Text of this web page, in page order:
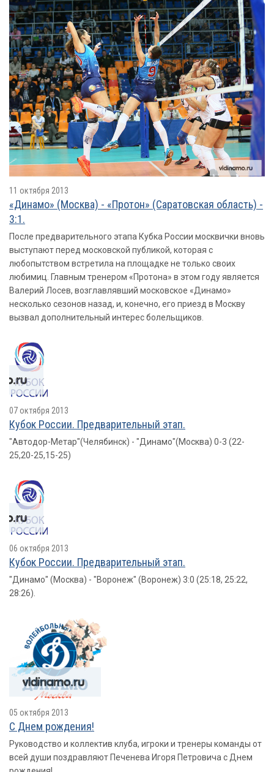
11 октября 2013
«Динамо» (Москва) - «Протон» (Саратовская область) -
3:1.
После предварительного этапа Кубка России москвички вновь
выступают перед московской публикой, которая с
любопытством встретила на площадке не только своих
любимиц. Главным тренером «Протона» в этом году является
Валерий Лосев, возглавлявший московское «Динамо»
несколько сезонов назад, и, конечно, его приезд в Москву
вызвал дополнительный интерес болельщиков.
07 октября 2013
Кубок России. Предварительный этап.
"Автодор-Метар"(Челябинск) - "Динамо"(Москва) 0-3 (22-
25,20-25,15-25)
06 октября 2013
Кубок России. Предварительный этап.
"Динамо" (Москва) - "Воронеж" (Воронеж) 3:0 (25:18, 25:22,
28:26).
05 октября 2013
С Днем рождения!
Руководство и коллектив клуба, игроки и тренеры команды от
всей души поздравляют Печенева Игоря Петровича с Днем